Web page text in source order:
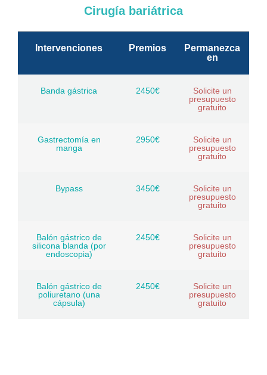
Cirugía bariátrica
Intervenciones Premios
Permanezca
en
Banda gástrica 2450€
Solicite un
presupuesto
gratuito
Gastrectomía en
manga
2950€
Solicite un
presupuesto
gratuito
Bypass 3450€
Solicite un
presupuesto
gratuito
Balón gástrico de
silicona blanda (por
endoscopia)
2450€
Solicite un
presupuesto
gratuito
Balón gástrico de
poliuretano (una
cápsula)
2450€
Solicite un
presupuesto
gratuito